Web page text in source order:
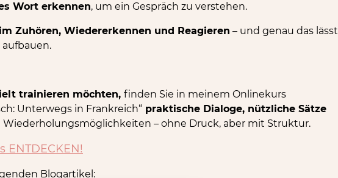
Wort erkennen, um ein Gespräch zu verstehen.
Zuhören, Wiedererkennen und Reagieren – und genau das lässt
trainieren möchten, finden Sie in meinem Onlinekurs
Unterwegs in Frankreich“ praktische Dialoge, nützliche Sätze
Wiederholungsmöglichkeiten – ohne Druck, aber mit Struktur.
ENTDECKEN!
Blogartikel: